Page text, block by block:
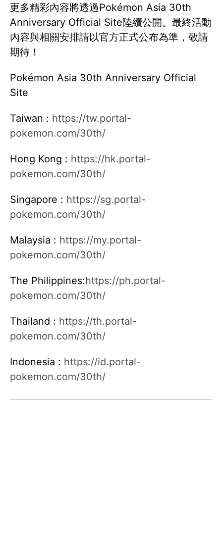
更多精彩內容將透過Pokémon Asia 30th
Anniversary Official Site陸續公開。最終活動
內容與相關安排請以官方正式公布為準，敬請
期待！
Pokémon Asia 30th Anniversary Official
Site
Taiwan : https://tw.portal-
pokemon.com/30th/
Hong Kong : https://hk.portal-
pokemon.com/30th/
Singapore : https://sg.portal-
pokemon.com/30th/
Malaysia : https://my.portal-
pokemon.com/30th/
The Philippines:https://ph.portal-
pokemon.com/30th/
Thailand : https://th.portal-
pokemon.com/30th/
Indonesia : https://id.portal-
pokemon.com/30th/